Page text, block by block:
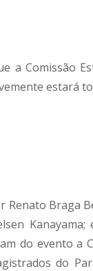
Comissão
estará
Renato Braga
do evento a
do